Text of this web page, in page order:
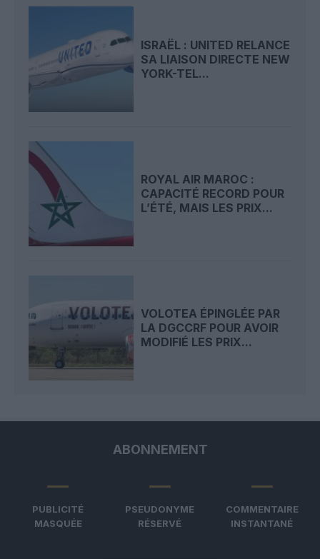
ISRAËL : UNITED RELANCE
SA LIAISON DIRECTE NEW
YORK-TEL...
ROYAL AIR MAROC :
CAPACITÉ RECORD POUR
L’ÉTÉ, MAIS LES PRIX...
VOLOTEA ÉPINGLÉE PAR
LA DGCCRF POUR AVOIR
MODIFIÉ LES PRIX...
ABONNEMENT
PUBLICITÉ
MASQUÉE
PSEUDONYME
RÉSERVÉ
COMMENTAIRE
INSTANTANÉ